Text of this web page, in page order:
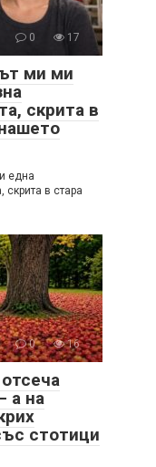
0 17
ми ми
скрита в
една
скрита в стара
0 16
а на
стотици